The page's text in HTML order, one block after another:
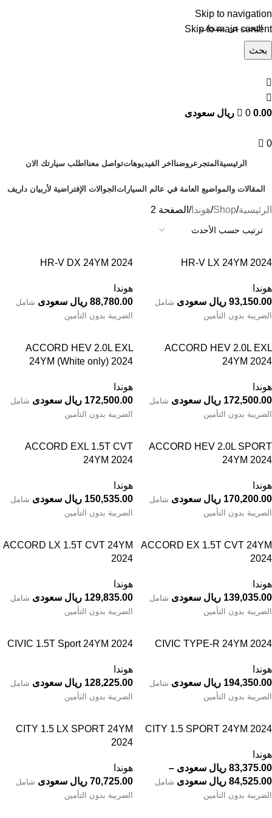
Skip to navigation
Skip to main content
بحث
0 0.00 ريال سعودى
0
الرئيسية المتجر عروضنا اخر الفيديوهاتتواصل معنا اطلب سيارتك الان
المقالات والمواضيع العامة في عالم السيارات الجوالات الإفتراضية لأربيان داريف
الرئيسية Shop هوندا الصفحة 2
HR-V LX 24YM 2024
هوندا
93,150.00 ريال سعودى
شامل
الضريبة بدون التأمين
HR-V DX 24YM 2024
هوندا
88,780.00 ريال سعودى
شامل
الضريبة بدون التأمين
ACCORD HEV 2.0L EXL
24YM 2024
هوندا
172,500.00 ريال سعودى
شامل
الضريبة بدون التأمين
ACCORD HEV 2.0L EXL
24YM (White only) 2024
هوندا
172,500.00 ريال سعودى
شامل
الضريبة بدون التأمين
ACCORD HEV 2.0L SPORT
24YM 2024
هوندا
170,200.00 ريال سعودى
شامل
الضريبة بدون التأمين
ACCORD EXL 1.5T CVT
24YM 2024
هوندا
150,535.00 ريال سعودى
شامل
الضريبة بدون التأمين
ACCORD EX 1.5T CVT 24YM
2024
هوندا
139,035.00 ريال سعودى
شامل
الضريبة بدون التأمين
ACCORD LX 1.5T CVT 24YM
2024
هوندا
129,835.00 ريال سعودى
شامل
الضريبة بدون التأمين
CIVIC TYPE-R 24YM 2024
هوندا
194,350.00 ريال سعودى
شامل
الضريبة بدون التأمين
CIVIC 1.5T Sport 24YM 2024
هوندا
128,225.00 ريال سعودى
شامل
الضريبة بدون التأمين
CITY 1.5 SPORT 24YM 2024
هوندا
83,375.00 ريال سعودى
–
84,525.00 ريال سعودى
شامل
الضريبة بدون التأمين
CITY 1.5 LX SPORT 24YM
2024
هوندا
70,725.00 ريال سعودى
شامل
الضريبة بدون التأمين